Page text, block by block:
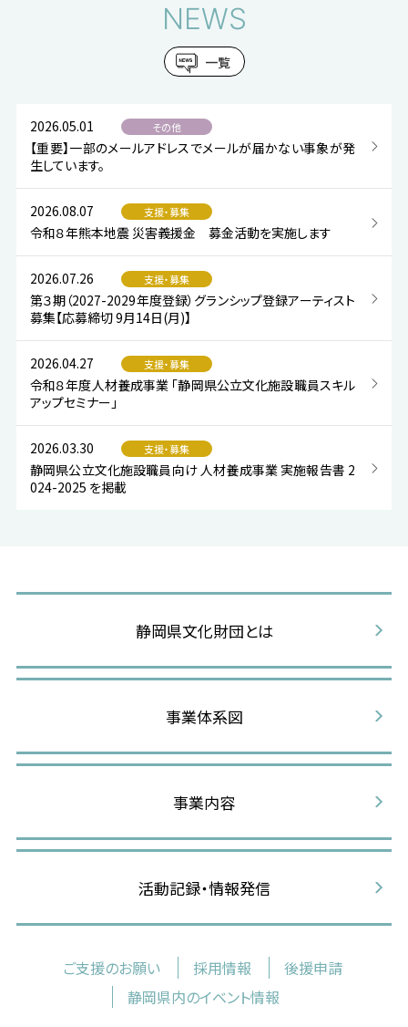
NEWS
一覧
2026.05.01 その他
【重要】一部のメールアドレスでメールが届かない事象が発
生しています。
2026.08.07 支援・募集
令和８年熊本地震 災害義援金 募金活動を実施します
2026.07.26 支援・募集
第３期（2027-2029年度登録）グランシップ登録アーティスト
募集【応募締切 9月14日(月)】
2026.04.27 支援・募集
令和８年度人材養成事業 「静岡県公立文化施設職員スキル
アップセミナー」
2026.03.30 支援・募集
静岡県公立文化施設職員向け 人材養成事業 実施報告書 2
024-2025 を掲載
静岡県文化財団とは
事業体系図
事業内容
活動記録・情報発信
ご支援のお願い 採用情報
後援申請
静岡県内のイベント情報